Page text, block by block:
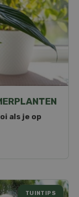
als je op
TUINTIPS